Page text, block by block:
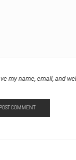
my name, email, and